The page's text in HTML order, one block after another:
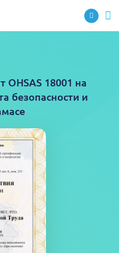
OHSAS 18001 на
безопасности и